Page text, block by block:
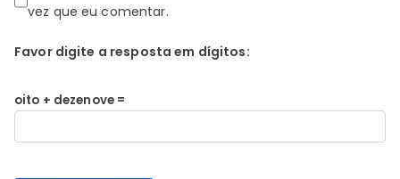
vez que eu comentar.
Favor digite a resposta em dígitos:
oito + dezenove =